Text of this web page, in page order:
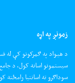
زمونږ په اړه
د هیواد په ګمرکونو کې له
سیستمونو اسانه کول، د
سوداګرو ته اسانتیا رامځته